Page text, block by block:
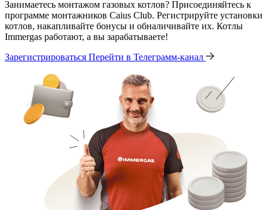
Занимаетесь монтажом газовых котлов? Присоединяйтесь к
программе монтажников Caius Club. Регистрируйте установки
котлов, накапливайте бонусы и обналичивайте их. Котлы
Immergas работают, а вы зарабатываете!
Зарегистрироваться Перейти в Телеграмм-канал